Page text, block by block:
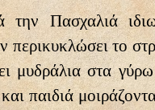
Πασχαλιά
περικυκλώσει το
μυδράλια στα
παιδιά